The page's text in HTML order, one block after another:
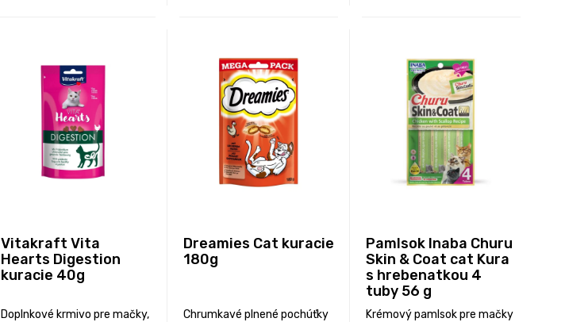
Vitakraft Vita
Hearts Digestion
kuracie 40g
Doplnkové krmivo pre mačky,
Dreamies Cat kuracie
180g
Chrumkavé plnené pochúťky
Pamlsok Inaba Churu
Skin & Coat cat Kura
s hrebenatkou 4
tuby 56 g
Krémový pamlsok pre mačky